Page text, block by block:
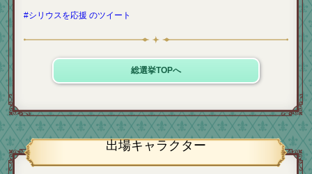
#シリウスを応援 のツイート
総選挙TOPへ
出場キャラクター